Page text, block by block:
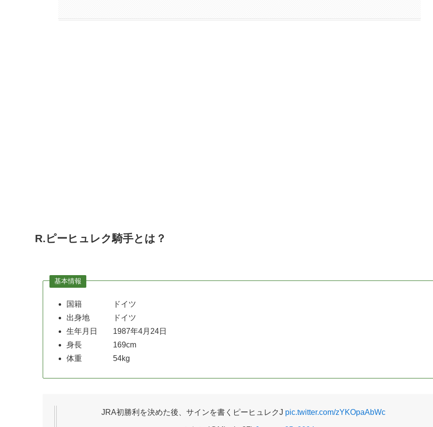
R.ピーヒュレク騎手とは？
基本情報
国籍 ドイツ
出身地 ドイツ
生年月日 1987年4月24日
身長 169cm
体重 54kg
JRA初勝利を決めた後、サインを書くピーヒュレクJ pic.twitter.com/zYKOpaAbWc